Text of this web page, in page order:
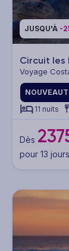
JUSQU'À -
Circuit les
Voyage
Monteverde
11 nuits
Dès
pour 13